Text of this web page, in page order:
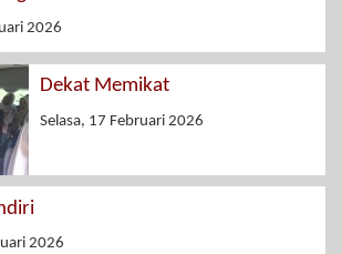
2026
Dekat Memikat
Selasa, 17 Februari 2026
2026